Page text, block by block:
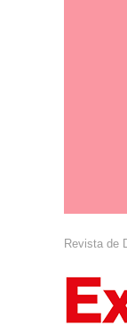
Revista de